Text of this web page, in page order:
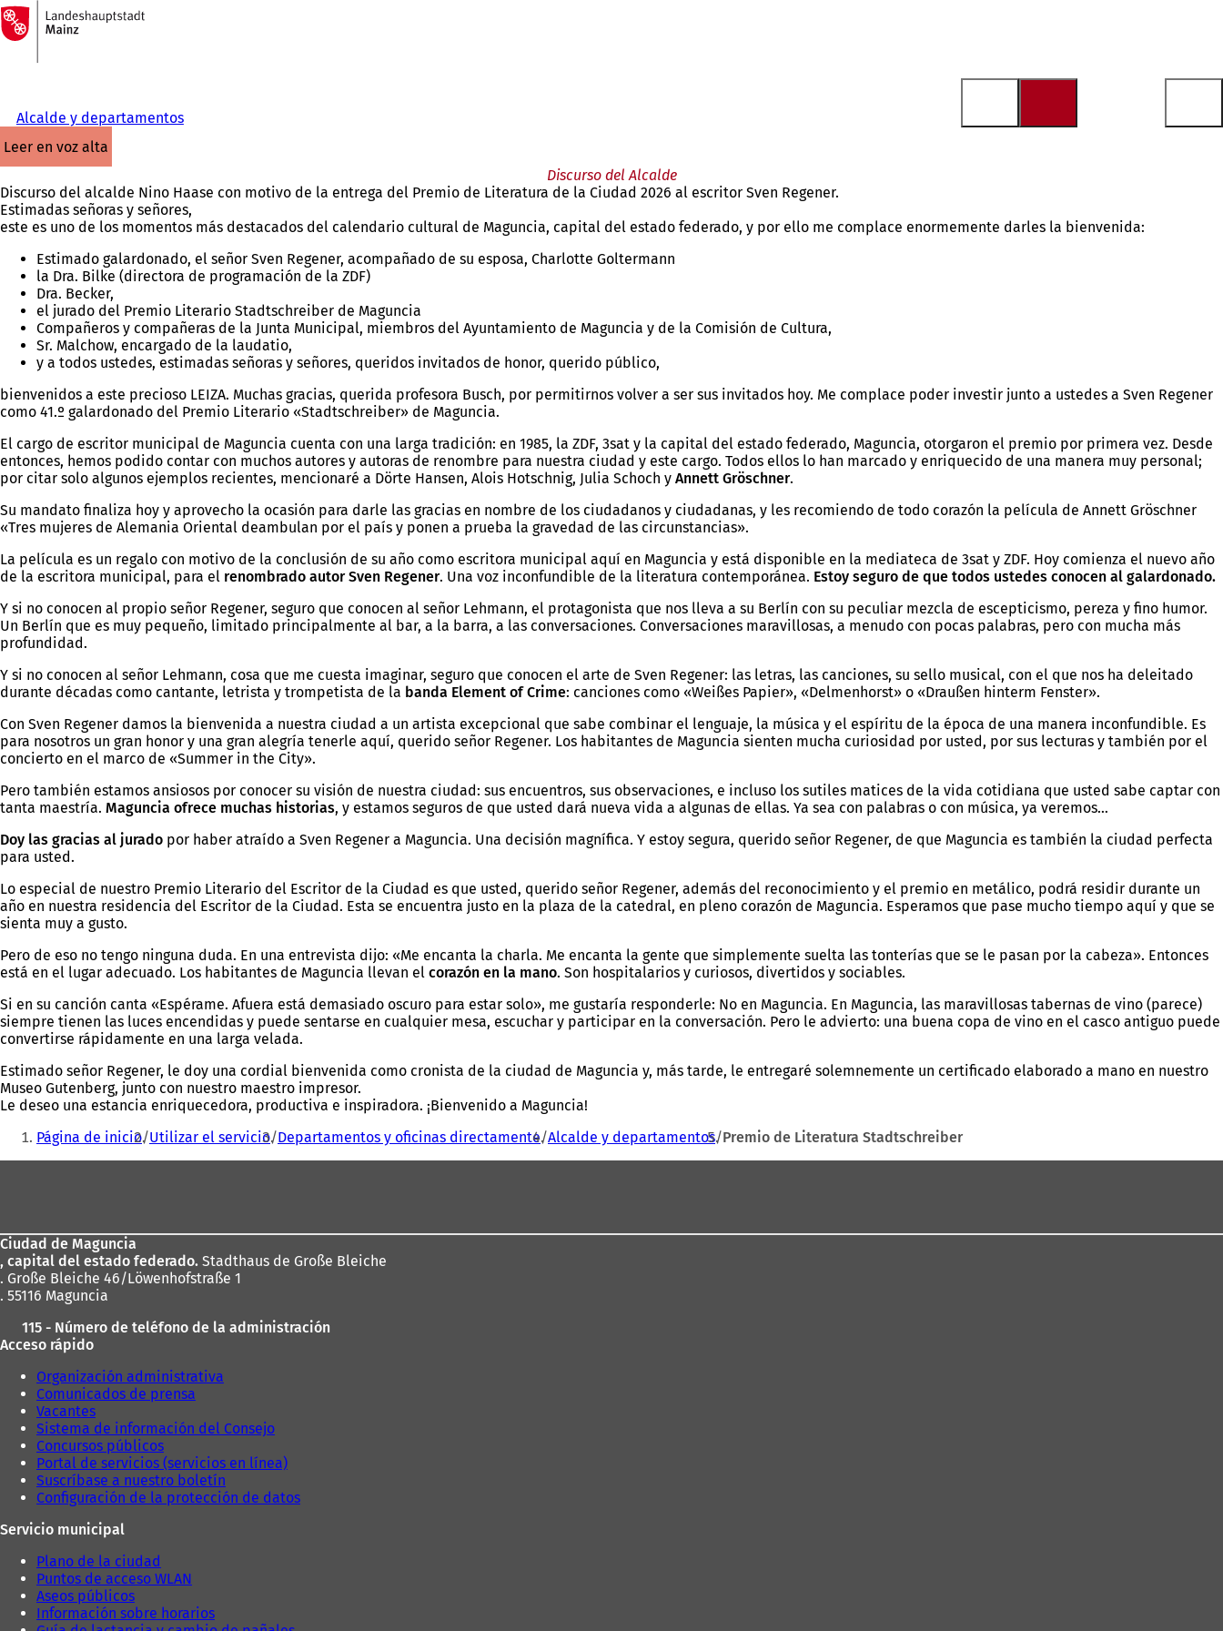
Saltar al contenido
A
la
página
Alcalde y departamentos
leer en voz alta
Discurso del Alcalde
Discurso del alcalde Nino Haase con motivo de la entrega del Premio de Literatura de la Ciudad 2026 al escritor Sven Regener.
Estimadas señoras y señores,
este es uno de los momentos más destacados del calendario cultural de Maguncia, capital del estado federado, y por ello me complace enormemente darles la bienvenida:
Estimado galardonado, el señor Sven Regener, acompañado de su esposa, Charlotte Goltermann
la Dra. Bilke (directora de programación de la ZDF)
Dra. Becker,
el jurado del Premio Literario Stadtschreiber de Maguncia
Compañeros y compañeras de la Junta Municipal, miembros del Ayuntamiento de Maguncia y de la Comisión de Cultura,
Sr. Malchow, encargado de la laudatio,
y a todos ustedes, estimadas señoras y señores, queridos invitados de honor, querido público,
bienvenidos a este precioso LEIZA. Muchas gracias, querida profesora Busch, por permitirnos volver a ser sus invitados hoy. Me complace poder investir junto a ustedes a Sven Regener
como 41.º galardonado del Premio Literario «Stadtschreiber» de Maguncia.
El cargo de escritor municipal de Maguncia cuenta con una larga tradición: en 1985, la ZDF, 3sat y la capital del estado federado, Maguncia, otorgaron el premio por primera vez. Desde
entonces, hemos podido contar con muchos autores y autoras de renombre para nuestra ciudad y este cargo. Todos ellos lo han marcado y enriquecido de una manera muy personal;
por citar solo algunos ejemplos recientes, mencionaré a Dörte Hansen, Alois Hotschnig, Julia Schoch y Annett Gröschner.
Su mandato finaliza hoy y aprovecho la ocasión para darle las gracias en nombre de los ciudadanos y ciudadanas, y les recomiendo de todo corazón la película de Annett Gröschner
«Tres mujeres de Alemania Oriental deambulan por el país y ponen a prueba la gravedad de las circunstancias».
La película es un regalo con motivo de la conclusión de su año como escritora municipal aquí en Maguncia y está disponible en la mediateca de 3sat y ZDF. Hoy comienza el nuevo año
de la escritora municipal, para el renombrado autor Sven Regener. Una voz inconfundible de la literatura contemporánea. Estoy seguro de que todos ustedes conocen al galardonado.
Y si no conocen al propio señor Regener, seguro que conocen al señor Lehmann, el protagonista que nos lleva a su Berlín con su peculiar mezcla de escepticismo, pereza y fino humor.
Un Berlín que es muy pequeño, limitado principalmente al bar, a la barra, a las conversaciones. Conversaciones maravillosas, a menudo con pocas palabras, pero con mucha más
profundidad.
Y si no conocen al señor Lehmann, cosa que me cuesta imaginar, seguro que conocen el arte de Sven Regener: las letras, las canciones, su sello musical, con el que nos ha deleitado
durante décadas como cantante, letrista y trompetista de la banda Element of Crime: canciones como «Weißes Papier», «Delmenhorst» o «Draußen hinterm Fenster».
Con Sven Regener damos la bienvenida a nuestra ciudad a un artista excepcional que sabe combinar el lenguaje, la música y el espíritu de la época de una manera inconfundible. Es
para nosotros un gran honor y una gran alegría tenerle aquí, querido señor Regener. Los habitantes de Maguncia sienten mucha curiosidad por usted, por sus lecturas y también por el
concierto en el marco de «Summer in the City».
Pero también estamos ansiosos por conocer su visión de nuestra ciudad: sus encuentros, sus observaciones, e incluso los sutiles matices de la vida cotidiana que usted sabe captar con
tanta maestría. Maguncia ofrece muchas historias, y estamos seguros de que usted dará nueva vida a algunas de ellas. Ya sea con palabras o con música, ya veremos…
Doy las gracias al jurado por haber atraído a Sven Regener a Maguncia. Una decisión magnífica. Y estoy segura, querido señor Regener, de que Maguncia es también la ciudad perfecta
para usted.
Lo especial de nuestro Premio Literario del Escritor de la Ciudad es que usted, querido señor Regener, además del reconocimiento y el premio en metálico, podrá residir durante un
año en nuestra residencia del Escritor de la Ciudad. Esta se encuentra justo en la plaza de la catedral, en pleno corazón de Maguncia. Esperamos que pase mucho tiempo aquí y que se
sienta muy a gusto.
Pero de eso no tengo ninguna duda. En una entrevista dijo: «Me encanta la charla. Me encanta la gente que simplemente suelta las tonterías que se le pasan por la cabeza». Entonces
está en el lugar adecuado. Los habitantes de Maguncia llevan el corazón en la mano. Son hospitalarios y curiosos, divertidos y sociables.
Si en su canción canta «Espérame. Afuera está demasiado oscuro para estar solo», me gustaría responderle: No en Maguncia. En Maguncia, las maravillosas tabernas de vino (parece)
siempre tienen las luces encendidas y puede sentarse en cualquier mesa, escuchar y participar en la conversación. Pero le advierto: una buena copa de vino en el casco antiguo puede
convertirse rápidamente en una larga velada.
Estimado señor Regener, le doy una cordial bienvenida como cronista de la ciudad de Maguncia y, más tarde, le entregaré solemnemente un certificado elaborado a mano en nuestro
Museo Gutenberg, junto con nuestro maestro impresor.
Le deseo una estancia enriquecedora, productiva e inspiradora. ¡Bienvenido a Maguncia!
Estás
aquí:
Página de inicio Utilizar el servicio Departamentos y oficinas directamente Alcalde y departamentos Premio de Literatura Stadtschreiber
pies
Ciudad de Maguncia
, capital del estado federado. Stadthaus de Große Bleiche
. Große Bleiche 46/Löwenhofstraße 1
. 55116 Maguncia
115 - Número de teléfono de la administración
Acceso rápido
Organización administrativa
Comunicados de prensa
Vacantes
Sistema de información del Consejo
Concursos públicos
Portal de servicios (servicios en línea)
Suscríbase a nuestro boletín
Configuración de la protección de datos
Servicio municipal
Plano de la ciudad
Puntos de acceso WLAN
Aseos públicos
Información sobre horarios